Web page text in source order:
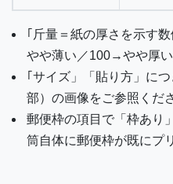
｢斤量＝紙の厚さを示す
やや薄い／100→やや厚い
｢サイズ」「貼り方」に
部）の画像をご参照くだ
郵便枠の項目で「枠あり
筒自体に郵便枠が既にプ